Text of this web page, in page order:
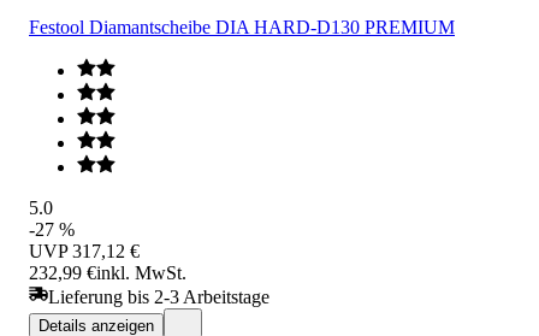
Festool Diamantscheibe DIA HARD-D130 PREMIUM
5.0
-27 %
UVP 317,12 €
232,99 €inkl. MwSt.
Lieferung bis 2-3 Arbeitstage
Details anzeigen